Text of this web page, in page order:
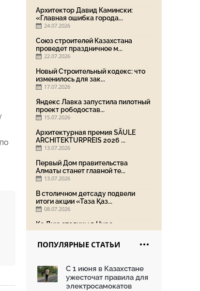
Архитектор Давид Камински:
«Главная ошибка города...
24.07.2026
Союз строителей Казахстана
проведет праздничное м...
22.07.2026
Новый Строительный кодекс: что
изменилось для зак...
17.07.2026
Яндекс Лавка запустила пилотный
проект рободостав...
15.07.2026
Архитектурная премия SÄULE
ARCHITEKTURPREIS 2026 ...
13.07.2026
Первый Дом правительства
Алматы станет главной те...
13.07.2026
В столичном детсаду подвели
итоги акции «Таза Қаз...
08.07.2026
Ко Дню столицы в Нуре
благоустроили шесть обществ...
03.07.2026
МЧС усилило мониторинг рек и
ПОПУЛЯРНЫЕ СТАТЬИ
С 1 июня в Казахстане
ужесточат правила для
электросамокатов